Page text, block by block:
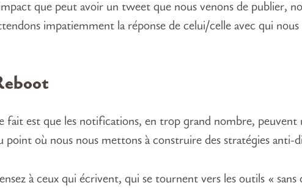
que peut avoir un tweet que nous venons de publier,
impatiemment la réponse de celui/celle avec qui nous
fait est que les notifications, en trop grand nombre, peuvent
point où nous nous mettons à construire des stratégies anti-
à ceux qui écrivent, qui se tournent vers les outils « sans